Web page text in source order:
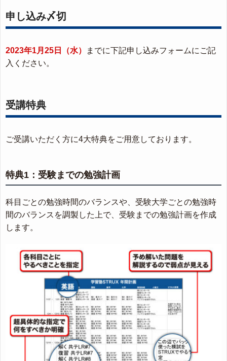
申し込み〆切
2023年1月25日（水）
までに下記申し込みフォームにご記
入ください。
受講特典
ご受講いただく方に4大特典をご用意しております。
特典1：受験までの勉強計画
科目ごとの勉強時間のバランスや、受験大学ごとの勉強時
間のバランスを調製した上で、受験までの勉強計画を作成
します。